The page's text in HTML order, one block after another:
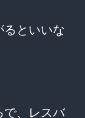
るといいな
で、レスバ